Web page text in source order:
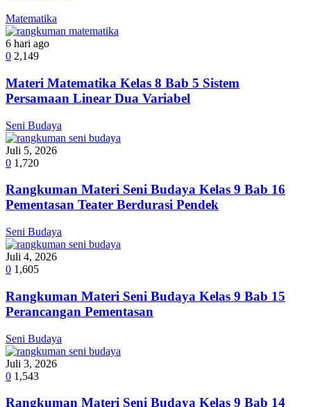
Matematika
6 hari ago
0 2,149
Materi Matematika Kelas 8 Bab 5 Sistem
Persamaan Linear Dua Variabel
Seni Budaya
Juli 5, 2026
0 1,720
Rangkuman Materi Seni Budaya Kelas 9 Bab 16
Pementasan Teater Berdurasi Pendek
Seni Budaya
Juli 4, 2026
0 1,605
Rangkuman Materi Seni Budaya Kelas 9 Bab 15
Perancangan Pementasan
Seni Budaya
Juli 3, 2026
0 1,543
Rangkuman Materi Seni Budaya Kelas 9 Bab 14